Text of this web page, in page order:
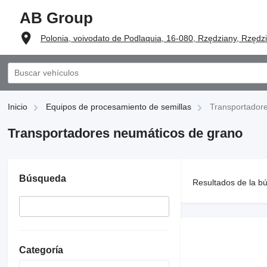
AB Group
Polonia, voivodato de Podlaquia, 16-080, Rzędziany,
Inicio Equipos de procesamiento de semillas
Transportadores neumáticos de grano
Búsqueda
Categoría
Resultados de la